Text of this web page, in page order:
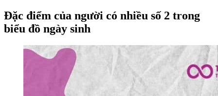
Đặc điểm của người có nhiều số 2 trong
biểu đồ ngày sinh